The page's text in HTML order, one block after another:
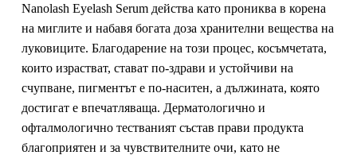
Nanolash Eyelash Serum действа като прониква в корена
на миглите и набавя богата доза хранителни вещества на
луковиците. Благодарение на този процес, косъмчетата,
които израстват, стават по-здрави и устойчиви на
счупване, пигментът е по-наситен, а дължината, която
достигат е впечатляваща. Дерматологично и
офталмологично тестваният състав прави продукта
благоприятен и за чувствителните очи, като не